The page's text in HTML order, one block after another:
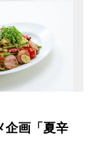
企画「夏辛